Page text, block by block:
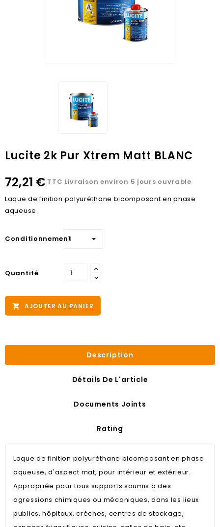
Lucite 2k Pur Xtrem Matt BLANC
72,21 € TTC Livraison environ 5 jours ouvrable
Laque de finition polyuréthane bicomposant en phase
aqueuse.
Conditionnement
Quantité
 AJOUTER AU PANIER
Description
Détails De L'article
Documents Joints
Rating
Laque de finition polyuréthane bicomposant en phase
aqueuse, d'aspect mat, pour intérieur et extérieur.
Appropriée pour tous supports soumis à des
agressions chimiques ou mécaniques, dans les lieux
publics, hôpitaux, crèches, centres de stockage,